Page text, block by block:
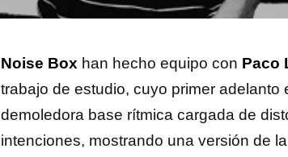
Noise Box han hecho equipo con Paco
trabajo de estudio, cuyo primer adelanto
demoledora base rítmica cargada de
intenciones, mostrando una versión de